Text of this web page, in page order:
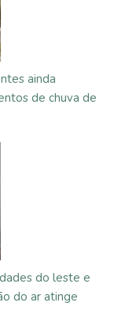
ainda
de chuva de
do leste e
do ar atinge